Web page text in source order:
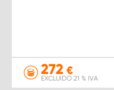
272 €
EXCLUIDO 21 % IVA